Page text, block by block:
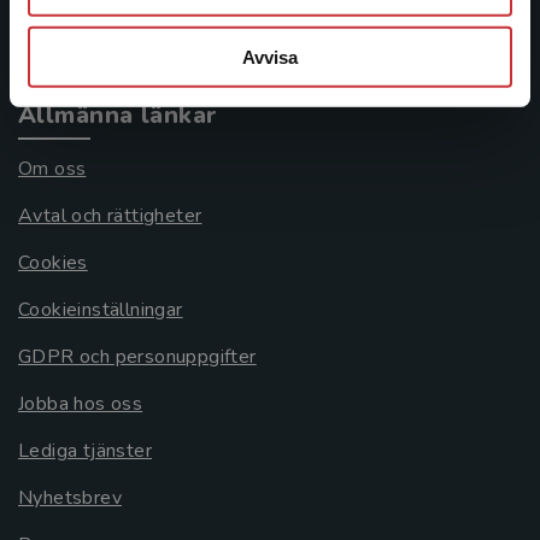
Avvisa
Allmänna länkar
Om oss
Avtal och rättigheter
Cookies
Cookieinställningar
GDPR och personuppgifter
Jobba hos oss
Lediga tjänster
Nyhetsbrev